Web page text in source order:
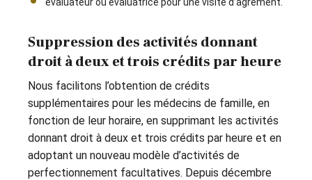
Suppression des activités donnant
droit à deux et trois crédits par heure
Nous facilitons l’obtention de crédits
supplémentaires pour les médecins de famille, en
fonction de leur horaire, en supprimant les activités
donnant droit à deux et trois crédits par heure et en
adoptant un nouveau modèle d’activités de
perfectionnement facultatives. Depuis décembre